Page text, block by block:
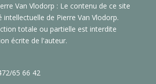
Van Vlodorp : Le contenu de ce site
intellectuelle de Pierre Van Vlodorp.
totale ou partielle est interdite
écrite de l'auteur.
65 66 42